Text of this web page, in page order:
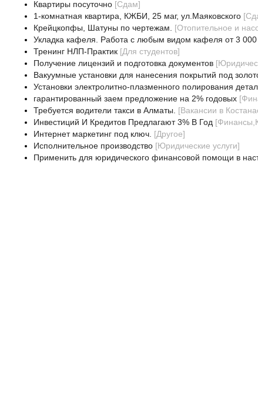
Квартиры посуточно [Сдам]
1-комнатная квартира, КЖБИ, 25 маг, ул.Маяковского [
Крейцкопфы, Шатуны по чертежам.
[Отопительное и
Укладка кафеля. Работа с любым видом кафеля от 3 000
Тренинг НЛП-Практик [Для студентов]
Получение лицензий и подготовка документов [
Вакуумные установки для нанесения покрытий под
Установки электролитно-плазменного полирования
гарантированный заем предложение на 2% годовых [
Требуется водители такси в Алматы.
[Вакансии в
Инвестиций И Кредитов Предлагают 3% В Год [
Интернет маркетинг под ключ. [Другое]
Исполнительное производство [Юридические услуги]
Применить для юридического финансовой помощи в